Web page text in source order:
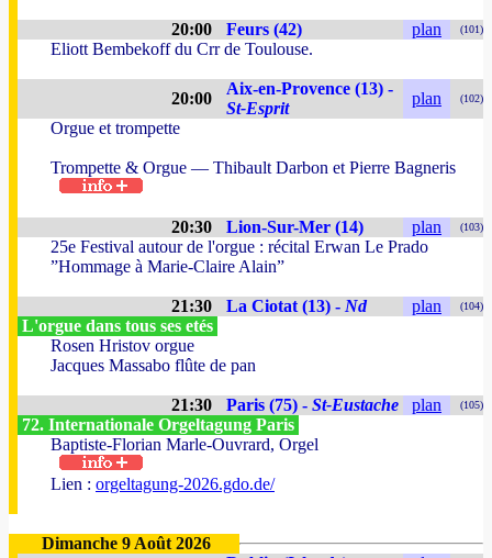
20:00 Feurs (42) plan (101)
Eliott Bembekoff du Crr de Toulouse.
20:00
Aix-en-Provence (13) -
St-Esprit
plan (102)
Orgue et trompette
Trompette & Orgue — Thibault Darbon et Pierre Bagneris
20:30 Lion-Sur-Mer (14) plan (103)
25e Festival autour de l'orgue : récital Erwan Le Prado
”Hommage à Marie-Claire Alain”
21:30 La Ciotat (13) - Nd plan (104)
L'orgue dans tous ses etés
Rosen Hristov orgue
Jacques Massabo flûte de pan
21:30 Paris (75) - St-Eustache plan (105)
72. Internationale Orgeltagung Paris
Baptiste-Florian Marle-Ouvrard, Orgel
Lien : orgeltagung-2026.gdo.de/
Dimanche 9 Août 2026